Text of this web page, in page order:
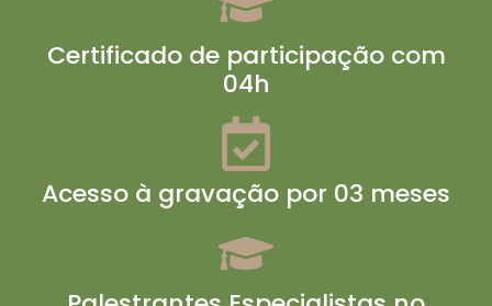
Certificado de participação com
04h
Acesso à gravação por 03 meses